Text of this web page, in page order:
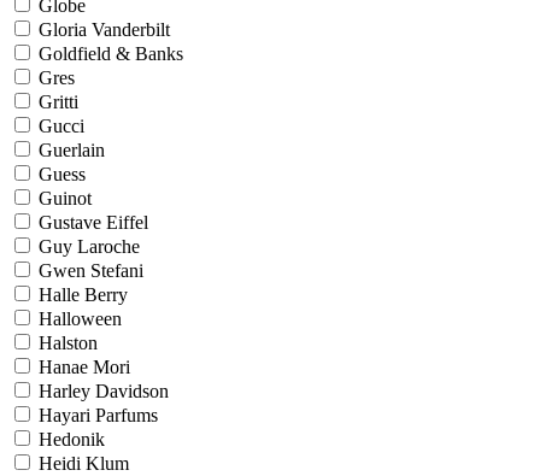
Globe
Gloria Vanderbilt
Goldfield & Banks
Gres
Gritti
Gucci
Guerlain
Guess
Guinot
Gustave Eiffel
Guy Laroche
Gwen Stefani
Halle Berry
Halloween
Halston
Hanae Mori
Harley Davidson
Hayari Parfums
Hedonik
Heidi Klum